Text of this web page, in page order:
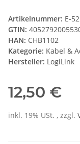
Artikelnummer: E-
GTIN:
HAN: CHB1102
Kategorie: Kabel &
Hersteller: LogiLink
12,50 €
inkl. 19% USt. , zzgl.